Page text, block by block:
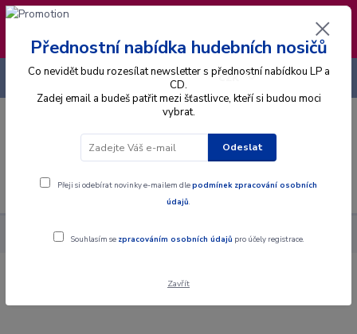
❣️ Od 4.8. do 13.8. čerpám dovolenou. Datum
expedice objednávek se posouvá na pátek
14.8.2026 🐋
Menu
CZK
+420 725 736 293
Interpret A Abraxas
Přednostní nabídka hudebních nosičů
Co nevidět budu rozesílat newsletter s přednostní nabídkou LP a
CD.
Zadej email a budeš patřit mezi šťastlivce, kteří si budou moci
vybrat.
Odeslat
Přeji si odebírat novinky e-mailem dlepodmínek zpracování osobních
údajů.
Souhlasím se zpracováním osobních údajů pro účely registrace.
Zavřít